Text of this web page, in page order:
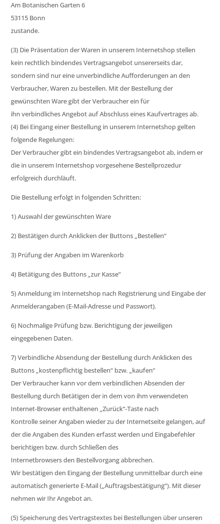
Am Botanischen Garten 6
53115 Bonn
zustande.
(3) Die Präsentation der Waren in unserem Internetshop stellen
kein rechtlich bindendes Vertragsangebot unsererseits dar,
sondern sind nur eine unverbindliche Aufforderungen an den
Verbraucher, Waren zu bestellen. Mit der Bestellung der
gewünschten Ware gibt der Verbraucher ein für
ihn verbindliches Angebot auf Abschluss eines Kaufvertrages ab.
(4) Bei Eingang einer Bestellung in unserem Internetshop gelten
folgende Regelungen:
Der Verbraucher gibt ein bindendes Vertragsangebot ab, indem er
die in unserem Internetshop vorgesehene Bestellprozedur
erfolgreich durchläuft.
Die Bestellung erfolgt in folgenden Schritten:
1) Auswahl der gewünschten Ware
2) Bestätigen durch Anklicken der Buttons „Bestellen“
3) Prüfung der Angaben im Warenkorb
4) Betätigung des Buttons „zur Kasse“
5) Anmeldung im Internetshop nach Registrierung und Eingabe der
Anmelderangaben (E-Mail-Adresse und Passwort).
6) Nochmalige Prüfung bzw. Berichtigung der jeweiligen
eingegebenen Daten.
7) Verbindliche Absendung der Bestellung durch Anklicken des
Buttons „kostenpflichtig bestellen“ bzw. „kaufen“
Der Verbraucher kann vor dem verbindlichen Absenden der
Bestellung durch Betätigen der in dem von ihm verwendeten
Internet-Browser enthaltenen „Zurück“-Taste nach
Kontrolle seiner Angaben wieder zu der Internetseite gelangen, auf
der die Angaben des Kunden erfasst werden und Eingabefehler
berichtigen bzw. durch Schließen des
Internetbrowsers den Bestellvorgang abbrechen.
Wir bestätigen den Eingang der Bestellung unmittelbar durch eine
automatisch generierte E-Mail („Auftragsbestätigung“). Mit dieser
nehmen wir Ihr Angebot an.
(5) Speicherung des Vertragstextes bei Bestellungen über unseren